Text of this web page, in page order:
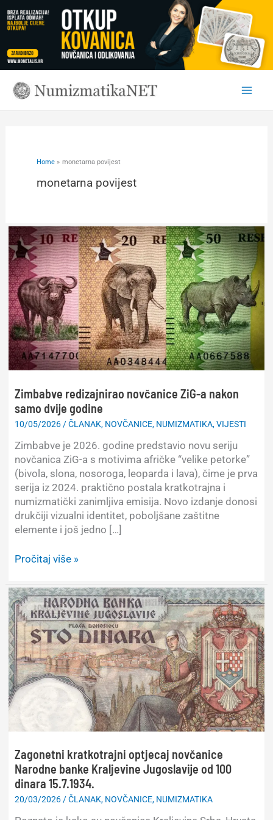
to
content
Home monetarna povijest
monetarna povijest
Zimbabve redizajnirao novčanice ZiG-a nakon
samo dvije godine
10/05/2026 /ČLANAK, NOVČANICE, NUMIZMATIKA,VIJESTI
Zimbabve je 2026. godine predstavio novu seriju
novčanica ZiG-a s motivima afričke “velike petorke”
(bivola, slona, nosoroga, leoparda i lava), čime je prva
serija iz 2024. praktično postala kratkotrajna i
numizmatički zanimljiva emisija. Novo izdanje donosi
drukčiji vizualni identitet, poboljšane zaštitne
elemente i još jedno […]
Zimbabve
novčanice
ZiG-
a
nakon
samo
dvije
godine
Pročitaj više »
Zagonetni kratkotrajni optjecaj novčanice
Narodne banke Kraljevine Jugoslavije od 100
dinara 15.7.1934.
20/03/2026/ČLANAK, NOVČANICE, NUMIZMATIKA